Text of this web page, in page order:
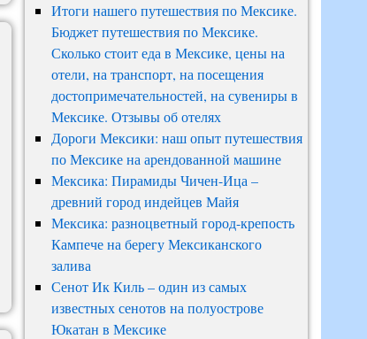
Итоги нашего путешествия по Мексике.
Бюджет путешествия по Мексике.
Сколько стоит еда в Мексике, цены на
отели, на транспорт, на посещения
достопримечательностей, на сувениры в
Мексике. Отзывы об отелях
Дороги Мексики: наш опыт путешествия
по Мексике на арендованной машине
Мексика: Пирамиды Чичен-Ица –
древний город индейцев Майя
Мексика: разноцветный город-крепость
Кампече на берегу Мексиканского
залива
Сенот Ик Киль – один из самых
известных сенотов на полуострове
Юкатан в Мексике